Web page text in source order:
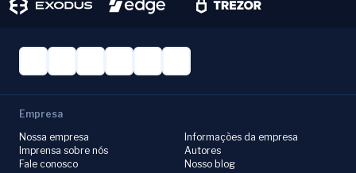
Empresa
Nossa empresa
Imprensa sobre nós
Fale conosco
Informações da empresa
Autores
Nosso blog